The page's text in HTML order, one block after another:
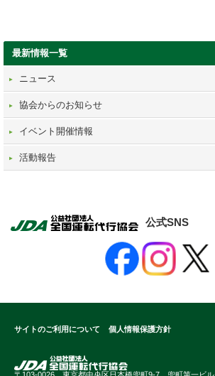
最新情報一覧
ニュース
協会からのお知らせ
イベント開催情報
活動報告
公式SNS
サイトのご利用について 個人情報保護方針